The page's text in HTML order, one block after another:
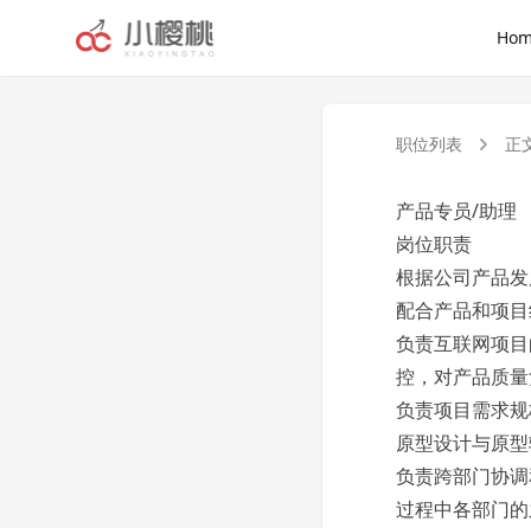
职位列表 正
产品专员/助理
岗位职责
根据公司产品
配合产品和项
负责互联网项
控，对产品质
负责项目需求
原型设计与原
负责跨部门协
过程中各部门